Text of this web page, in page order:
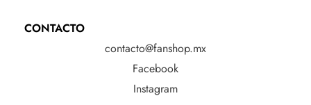
CONTACTO
contacto@fanshop.mx
Facebook
Instagram